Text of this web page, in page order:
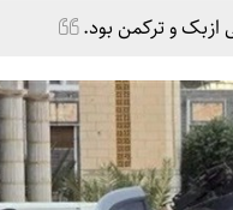
ازبک و ترکمن بود.